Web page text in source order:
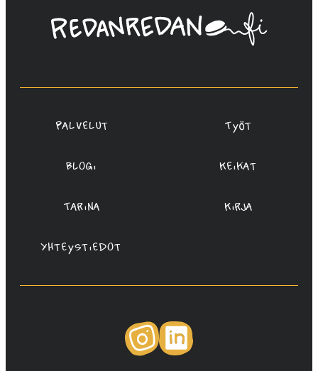
Linda
Saukko-
Oy
Palvelut Työt
Blogi Keikat
Tarina Kirja
Yhteystiedot
Instagram